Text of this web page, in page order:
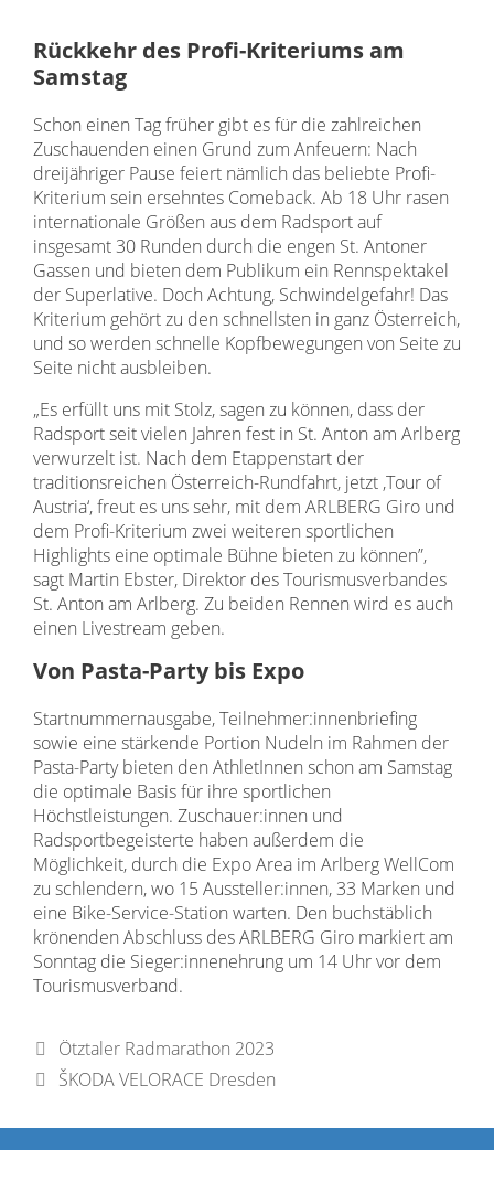
Rückkehr des Profi-Kriteriums am
Samstag
Schon einen Tag früher gibt es für die zahlreichen
Zuschauenden einen Grund zum Anfeuern: Nach
dreijähriger Pause feiert nämlich das beliebte Profi-
Kriterium sein ersehntes Comeback. Ab 18 Uhr rasen
internationale Größen aus dem Radsport auf
insgesamt 30 Runden durch die engen St. Antoner
Gassen und bieten dem Publikum ein Rennspektakel
der Superlative. Doch Achtung, Schwindelgefahr! Das
Kriterium gehört zu den schnellsten in ganz Österreich,
und so werden schnelle Kopfbewegungen von Seite zu
Seite nicht ausbleiben.
„Es erfüllt uns mit Stolz, sagen zu können, dass der
Radsport seit vielen Jahren fest in St. Anton am Arlberg
verwurzelt ist. Nach dem Etappenstart der
traditionsreichen Österreich-Rundfahrt, jetzt ,Tour of
Austria‘, freut es uns sehr, mit dem ARLBERG Giro und
dem Profi-Kriterium zwei weiteren sportlichen
Highlights eine optimale Bühne bieten zu können”,
sagt Martin Ebster, Direktor des Tourismusverbandes
St. Anton am Arlberg. Zu beiden Rennen wird es auch
einen Livestream geben.
Von Pasta-Party bis Expo
Startnummernausgabe, Teilnehmer:innenbriefing
sowie eine stärkende Portion Nudeln im Rahmen der
Pasta-Party bieten den AthletInnen schon am Samstag
die optimale Basis für ihre sportlichen
Höchstleistungen. Zuschauer:innen und
Radsportbegeisterte haben außerdem die
Möglichkeit, durch die Expo Area im Arlberg WellCom
zu schlendern, wo 15 Aussteller:innen, 33 Marken und
eine Bike-Service-Station warten. Den buchstäblich
krönenden Abschluss des ARLBERG Giro markiert am
Sonntag die Sieger:innenehrung um 14 Uhr vor dem
Tourismusverband.
Ötztaler Radmarathon 2023
ŠKODA VELORACE Dresden